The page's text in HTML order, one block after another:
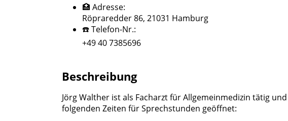
🏥 Adresse:
Röpraredder 86, 21031 Hamburg
☎️ Telefon-Nr.:
+49 40 7385696
Beschreibung
Jörg Walther ist als Facharzt für Allgemeinmedizin tätig
folgenden Zeiten für Sprechstunden geöffnet: